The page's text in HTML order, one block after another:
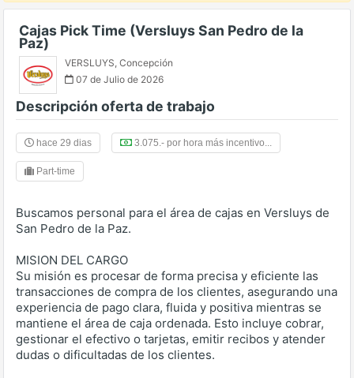
Cajas Pick Time (Versluys San Pedro de la
Paz)
VERSLUYS, Concepción
07 de Julio de 2026
Descripción oferta de trabajo
hace 29 dias 3.075.- por hora más incentivo...
Part-time
Buscamos personal para el área de cajas en Versluys de
San Pedro de la Paz.
MISION DEL CARGO
Su misión es procesar de forma precisa y eficiente las
transacciones de compra de los clientes, asegurando una
experiencia de pago clara, fluida y positiva mientras se
mantiene el área de caja ordenada. Esto incluye cobrar,
gestionar el efectivo o tarjetas, emitir recibos y atender
dudas o dificultadas de los clientes.